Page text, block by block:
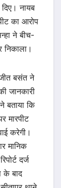
नायब
का आरोप
ने बीच-
निकाला।
बसंत ने
जानकारी
बताया कि
मारपीट
करेगी।
मानिक
दर्ज
के बाद